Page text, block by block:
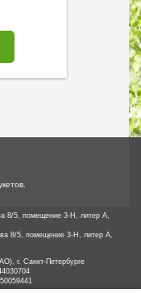
8/5, помещение 3-Н, литер А,
8/5, помещение 3-Н, литер А,
г. Санкт-Петербурге
50059441